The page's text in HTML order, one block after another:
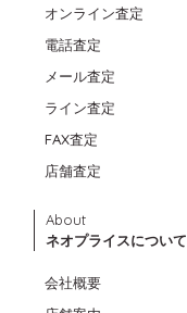
オンライン査定
電話査定
メール査定
ライン査定
FAX査定
店舗査定
About
ネオプライスについて
会社概要